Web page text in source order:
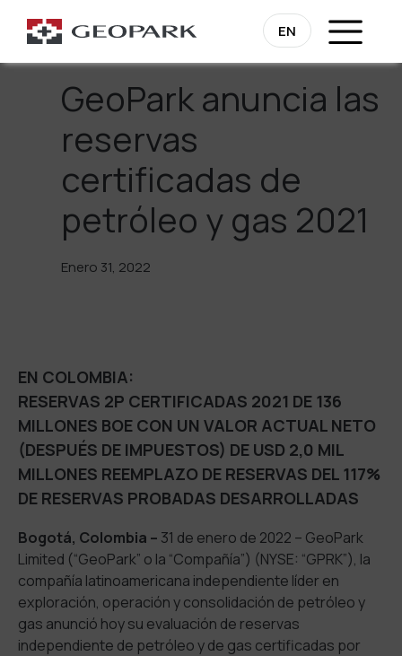
EN
Regresa
GeoPark anuncia las
reservas
certificadas de
petróleo y gas 2021
Enero 31, 2022
EN COLOMBIA:
RESERVAS 2P CERTIFICADAS 2021 DE 136
MILLONES BOE CON UN VALOR ACTUAL NETO
(DESPUÉS DE IMPUESTOS) DE USD 2,0 MIL
MILLONES REEMPLAZO DE RESERVAS DEL 117%
DE RESERVAS PROBADAS DESARROLLADAS
Bogotá, Colombia – 31 de enero de 2022 – GeoPark
Limited (“GeoPark” o la “Compañía”) (NYSE: “GPRK”), la
compañía latinoamericana independiente líder en
exploración, operación y consolidación de petróleo y
gas anunció hoy su evaluación de reservas
independiente de petróleo y de gas certificadas por